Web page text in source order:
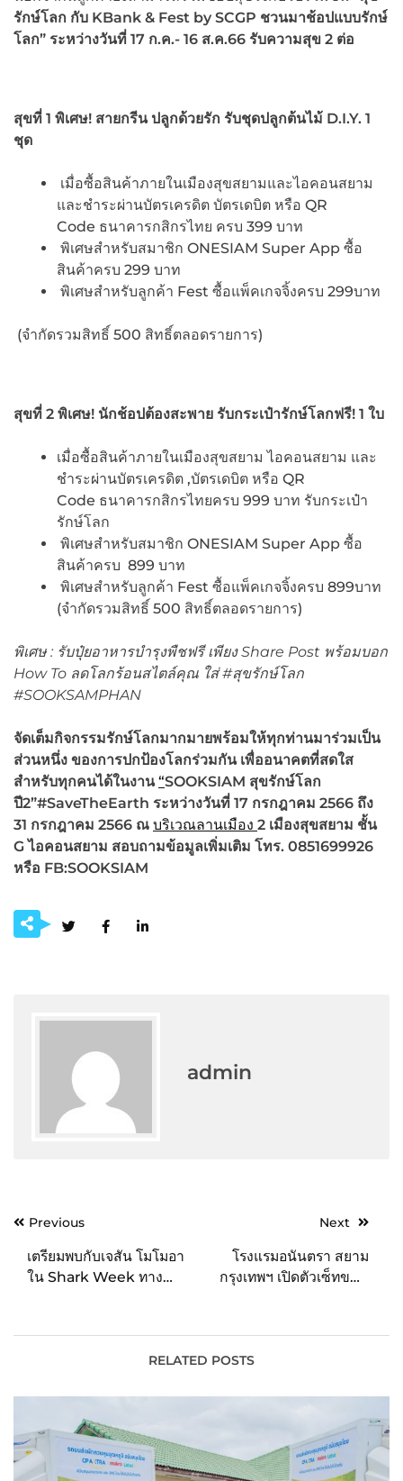
รักษ์โลก กับ KBank & Fest by SCGP ชวนมาช้อปแบบรักษ์
โลก” ระหว่างวันที่ 17 ก.ค.- 16 ส.ค.66 รับความสุข 2 ต่อ
สุขที่ 1 พิเศษ! สายกรีน ปลูกด้วยรัก รับชุดปลูกต้นไม้ D.I.Y. 1
ชุด
เมื่อซื้อสินค้าภายในเมืองสุขสยามและไอคอนสยาม
และชำระผ่านบัตรเครดิต บัตรเดบิต หรือ QR
Code ธนาคารกสิกรไทย ครบ 399 บาท
พิเศษสำหรับสมาชิก ONESIAM Super App ซื้อ
สินค้าครบ 299 บาท
พิเศษสำหรับลูกค้า Fest ซื้อแพ็คเกจจิ้งครบ 299บาท
(จำกัดรวมสิทธิ์ 500 สิทธิ์ตลอดรายการ)
สุขที่ 2 พิเศษ! นักช้อปต้องสะพาย รับกระเป๋ารักษ์โลกฟรี! 1 ใบ
เมื่อซื้อสินค้าภายในเมืองสุขสยาม ไอคอนสยาม และ
ชำระผ่านบัตรเครดิต ,บัตรเดบิต หรือ QR
Code ธนาคารกสิกรไทยครบ 999 บาท รับกระเป๋า
รักษ์โลก
พิเศษสำหรับสมาชิก ONESIAM Super App ซื้อ
สินค้าครบ 899 บาท
พิเศษสำหรับลูกค้า Fest ซื้อแพ็คเกจจิ้งครบ 899บาท
(จำกัดรวมสิทธิ์ 500 สิทธิ์ตลอดรายการ)
พิเศษ : รับปุ๋ยอาหารบำรุงพืชฟรี เพียงShare Post พร้อมบอก
How To ลดโลกร้อนสไตล์คุณ ใส่ #สุขรักษ์โลก
#SOOKSAMPHAN
จัดเต็มกิจกรรมรักษ์โลกมากมายพร้อมให้ทุกท่านมาร่วมเป็น
ส่วนหนึ่ง ของการปกป้องโลกร่วมกัน เพื่ออนาคตที่สดใส
สำหรับทุกคนได้ในงาน“SOOKSIAM สุขรักษ์โลก
ปี2”#SaveTheEarth ระหว่างวันที่ 17 กรกฎาคม 2566 ถึง
31 กรกฎาคม 2566 ณ บริเวณลานเมือง 2 เมืองสุขสยาม ชั้น
G ไอคอนสยาม สอบถามข้อมูลเพิ่มเติม โทร. 0851699926
หรือ FB:SOOKSIAM
admin
PostPrevious
เตรียมพบกับเจสัน โมโมอา
ใน Shark Week ทาง
Next
โรงแรมอนันตรา สยาม
กรุงเทพฯ เปิดตัวเซ็ทขนม
Cake”
RELATED POSTS